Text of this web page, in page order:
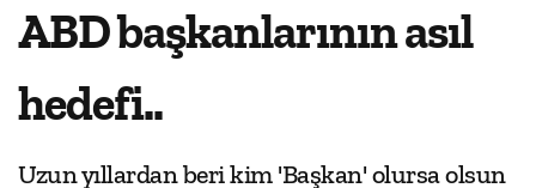
ABD başkanlarının asıl
hedefi..
Uzun yıllardan beri kim 'Başkan' olursa olsun